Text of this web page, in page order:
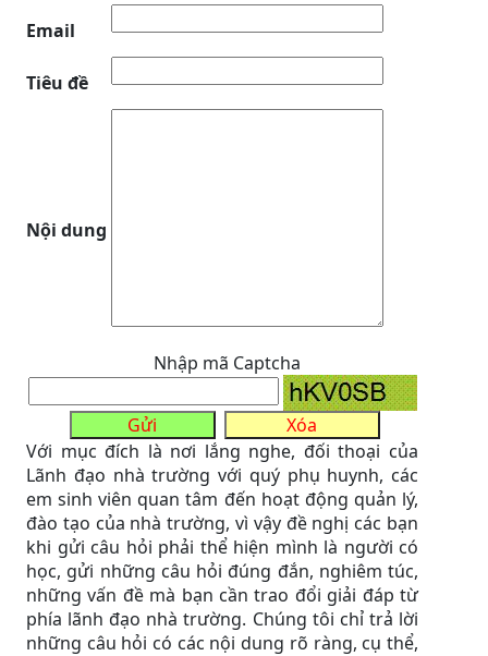
Email
Tiêu đề
Nội dung
Nhập mã Captcha
Với mục đích là nơi lắng nghe, đối thoại của
Lãnh đạo nhà trường với quý phụ huynh, các
em sinh viên quan tâm đến hoạt động quản lý,
đào tạo của nhà trường, vì vậy đề nghị các bạn
khi gửi câu hỏi phải thể hiện mình là người có
học, gửi những câu hỏi đúng đắn, nghiêm túc,
những vấn đề mà bạn cần trao đổi giải đáp từ
phía lãnh đạo nhà trường. Chúng tôi chỉ trả lời
những câu hỏi có các nội dung rõ ràng, cụ thể,